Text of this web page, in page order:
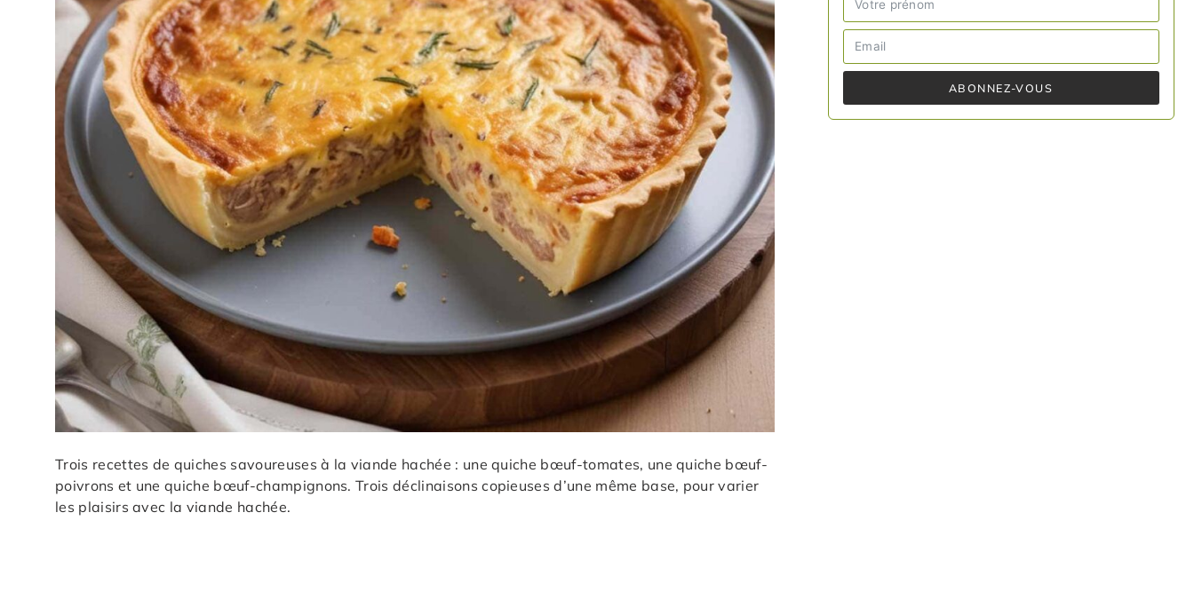
Trois recettes de quiches savoureuses à la viande hachée : une quiche bœuf-tomates, une quiche bœuf-
poivrons et une quiche bœuf-champignons. Trois déclinaisons copieuses d’une même base, pour varier
les plaisirs avec la viande hachée.
ABONNEZ-VOUS